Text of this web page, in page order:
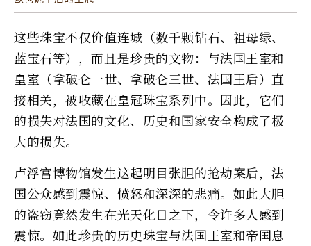
这些珠宝不仅价值连城（数千颗钻石、祖母绿、
蓝宝石等），而且是珍贵的文物：与法国王室和
皇室（拿破仑一世、拿破仑三世、法​​国王后）直
接相关，被收藏在皇冠珠宝系列中。因此，它们
的损失对法国的文化、历史和国家安全构成了极
大的损失。
卢浮宫博物馆发生这起明目张胆的抢劫案后，法
国公众感到震惊、愤怒和深深的悲痛。如此大胆
的盗窃竟然发生在光天化日之下，令许多人感到
震惊。如此珍贵的历史珠宝与法国王室和帝国息